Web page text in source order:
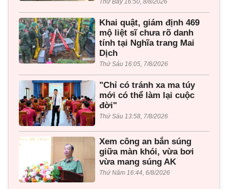
Thứ Bảy 16:50, 8/8/2026
Khai quật, giám định 469
mộ liệt sĩ chưa rõ danh
tính tại Nghĩa trang Mai
Dịch
Thứ Sáu 16:05, 7/8/2026
"Chỉ có tránh xa ma túy
mới có thể làm lại cuộc
đời"
Thứ Sáu 13:58, 7/8/2026
Xem công an bắn súng
giữa màn khói, vừa bơi
vừa mang súng AK
Thứ Năm 16:44, 6/8/2026